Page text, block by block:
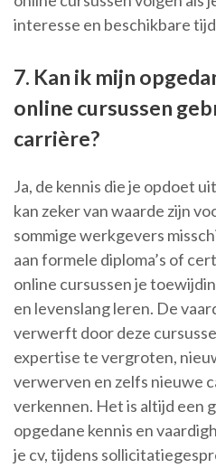
interesse en beschikbare
7. Kan ik mijn
online cursussen
carrière?
Ja, de kennis die je opdoet
kan zeker van waarde zijn
sommige werkgevers
aan formele diploma’s of
online cursussen je
en levenslang leren. De
verwerft door deze
expertise te vergroten,
verwerven en zelfs nieuwe
verkennen. Het is altijd een
opgedane kennis en
je cv, tijdens